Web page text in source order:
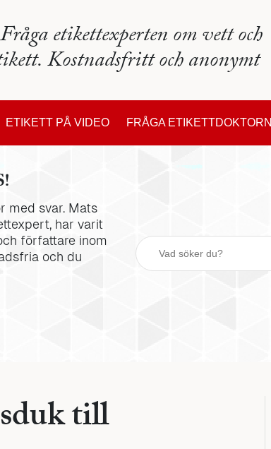
etikettexperten om vett och
Kostnadsfritt och anonymt
ETIKETT PÅ VIDEO FRÅGA ETIKETTDOKTORN
med svar. Mats
har varit
författare inom
och du
till